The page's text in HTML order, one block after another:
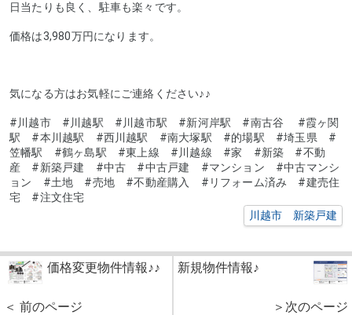
日当たりも良く、駐車も楽々です。
価格は3,980万円になります。
気になる方はお気軽にご連絡ください♪♪
#川越市 #川越駅 #川越市駅 #新河岸駅 #南古谷 #霞ヶ関
駅 #本川越駅 #西川越駅 #南大塚駅 #的場駅 #埼玉県 #
笠幡駅 #鶴ヶ島駅 #東上線 #川越線 #家 #新築 #不動
産 #新築戸建 #中古 #中古戸建 #マンション #中古マンシ
ョン #土地 #売地 #不動産購入 #リフォーム済み #建売住
宅 #注文住宅
川越市 新築戸建
価格変更物件情報♪♪
＜ 前のページ
新規物件情報♪
＞次のページ